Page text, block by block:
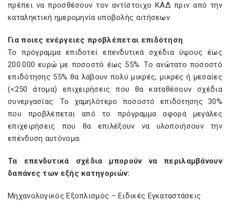
πρέπει να προσθέσουν τον αντίστοιχο ΚΑΔ πριν από την
καταληκτική ημερομηνία υποβολής αιτήσεων.
Για ποιες ενέργειες προβλέπεται επιδότηση
Το πρόγραμμα επιδοτεί επενδυτικά σχέδια ύψους έως
200.000 ευρώ με ποσοστό έως 55%. Το ανώτατο ποσοστό
επιδότησης 55% θα λάβουν πολύ μικρές, μικρές ή μεσαίες
(<250 άτομα) επιχειρήσεις που θα καταθέσουν σχέδια
συνεργασίας. Το χαμηλότερο ποσοστό επιδότησης 30%
που προβλέπεται από το πρόγραμμα αφορά μεγάλες
επιχειρήσεις που θα επιλέξουν να υλοποιήσουν την
επένδυση αυτόνομα.
Τα επενδυτικά σχέδια μπορούν να περιλαμβάνουν
δαπάνες των εξής κατηγοριών:
Μηχανολογικός Εξοπλισμός – Ειδικές Εγκαταστάσεις